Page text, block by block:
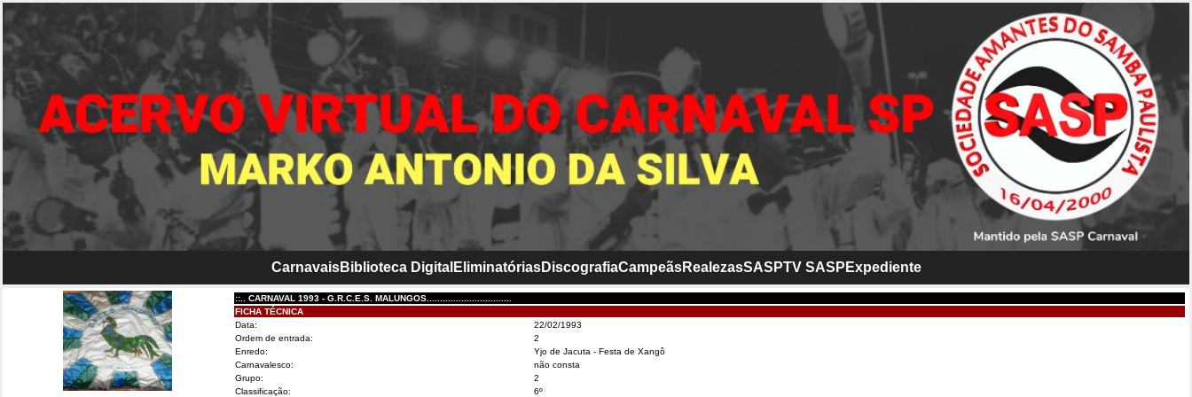
CarnavaisBiblioteca Digital EliminatóriasDiscografiaCampeãsRealezasSASPTV SASP Expediente
::.. CARNAVAL 1993 - G.R.C.E.S. MALUNGOS................................
FICHA TÉCNICA
Data:
22/02/1993
Ordem de entrada:
2
Enredo:
Yjo de Jacuta - Festa de Xangô
Carnavalesco:
não consta
Grupo:
2
Classificação:
6º